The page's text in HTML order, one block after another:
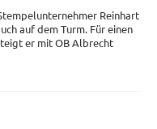
Reinhart
auf dem Turm. Für einen
er mit OB Albrecht